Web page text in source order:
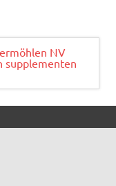
NV
supplementen